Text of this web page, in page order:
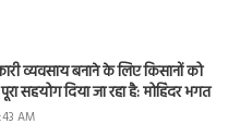
व्यवसाय बनाने के लिए किसानों को
सहयोग दिया जा रहा है: मोहिंदर भगत
AM